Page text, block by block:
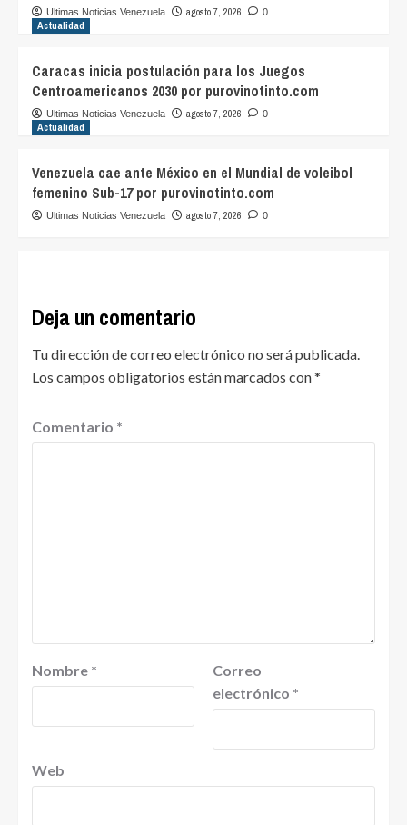
Ultimas Noticias Venezuela agosto 7, 2026 0
Actualidad
Caracas inicia postulación para los Juegos
Centroamericanos 2030 por purovinotinto.com
Ultimas Noticias Venezuela agosto 7, 2026 0
Actualidad
Venezuela cae ante México en el Mundial de voleibol
femenino Sub-17 por purovinotinto.com
Ultimas Noticias Venezuela agosto 7, 2026 0
Deja un comentario
Tu dirección de correo electrónico no será publicada.
Los campos obligatorios están marcados con*
Comentario *
Nombre *
Correo
electrónico *
Web